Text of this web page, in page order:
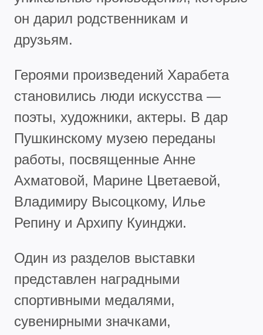
он дарил родственникам и
друзьям.
Героями произведений Харабета
становились люди искусства —
поэты, художники, актеры. В дар
Пушкинскому музею переданы
работы, посвященные Анне
Ахматовой, Марине Цветаевой,
Владимиру Высоцкому, Илье
Репину и Архипу Куинджи.
Один из разделов выставки
представлен наградными
спортивными медалями,
сувенирными значками,